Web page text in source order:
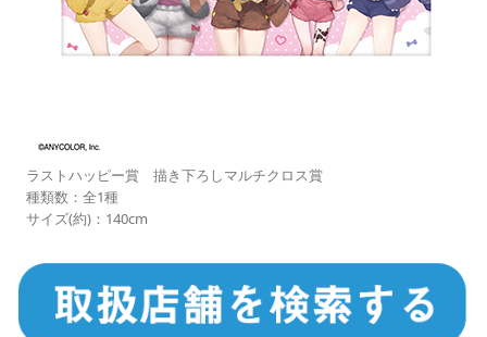
ラストハッピー賞 描き下ろしマルチクロス賞
種類数：全1種
サイズ(約)：140cm